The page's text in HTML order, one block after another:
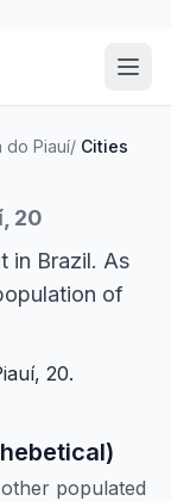
do Piauí/ Cities
20
in Brazil. As
of
20.
populated